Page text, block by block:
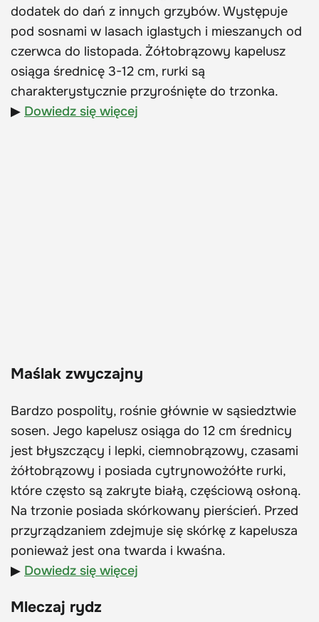
dodatek do dań z innych grzybów. Występuje
pod sosnami w lasach iglastych i mieszanych od
czerwca do listopada. Żółtobrązowy kapelusz
osiąga średnicę 3-12 cm, rurki są
charakterystycznie przyrośnięte do trzonka.
▶ Dowiedz się więcej
Maślak zwyczajny
Bardzo pospolity, rośnie głównie w sąsiedztwie
sosen. Jego kapelusz osiąga do 12 cm średnicy
jest błyszczący i lepki, ciemnobrązowy, czasami
żółtobrązowy i posiada cytrynowożółte rurki,
które często są zakryte białą, częściową osłoną.
Na trzonie posiada skórkowany pierścień. Przed
przyrządzaniem zdejmuje się skórkę z kapelusza
ponieważ jest ona twarda i kwaśna.
▶ Dowiedz się więcej
Mleczaj rydz